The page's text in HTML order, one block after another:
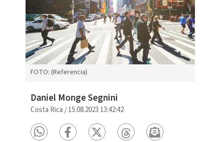
FOTO: (Referencia)
Daniel Monge Segnini
Costa Rica /15.08.2023 13:42:42